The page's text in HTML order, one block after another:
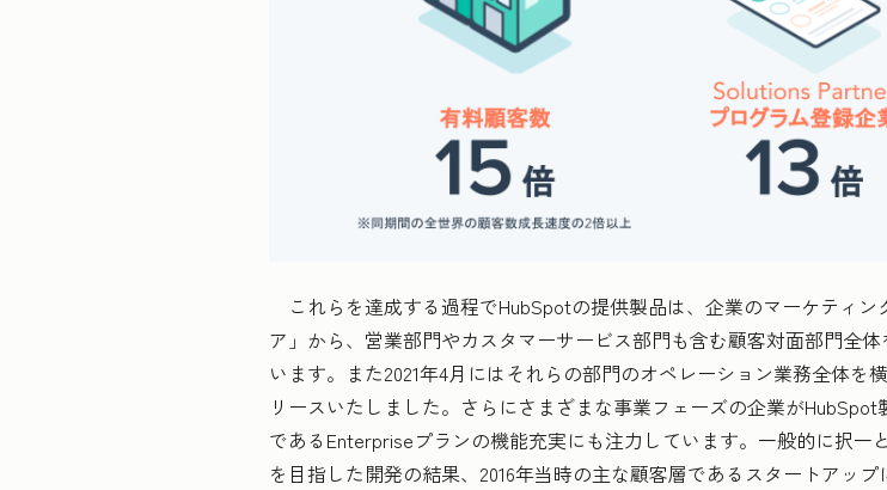
これらを達成する過程でHubSpotの提供製品は、企業のマーケティ
ア」から、営業部門やカスタマーサービス部門も含む顧客対面部門全
います。また2021年4月にはそれらの部門のオペレーション業務全体を
リースいたしました。さらにさまざまな事業フェーズの企業が
であるEnterpriseプランの機能充実にも注力しています。一般的に択
を目指した開発の結果、2016年当時の主な顧客層であるスタートアッ